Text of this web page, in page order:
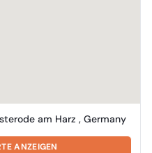
am Harz , Germany
ANZEIGEN